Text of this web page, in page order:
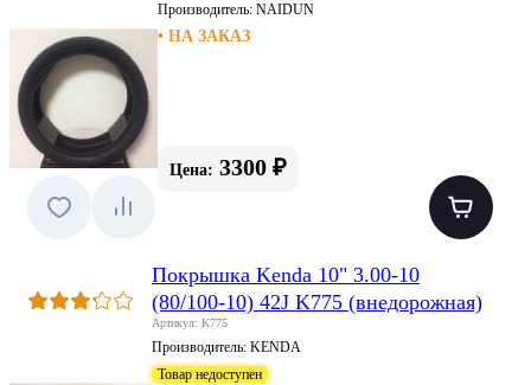
Производитель:NAIDUN
• НА ЗАКАЗ
Цена: 3300 ₽
Покрышка Kenda 10" 3.00-10
(80/100-10) 42J K775 (внедорожная)
Артикул: K775
Производитель: KENDA
Товар недоступен